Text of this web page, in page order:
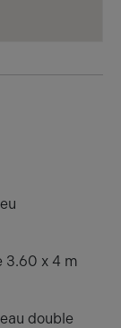
3.60 x 4 m
double